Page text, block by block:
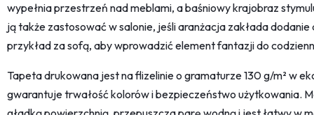
wypełnia przestrzeń nad meblami, a baśniowy krajobraz
ją także zastosować w salonie, jeśli aranżacja zakłada
przykład za sofą, aby wprowadzić element fantazji do
Tapeta drukowana jest na flizelinie o gramaturze 130 g/m² w
gwarantuje trwałość kolorów i bezpieczeństwo użytkowania.